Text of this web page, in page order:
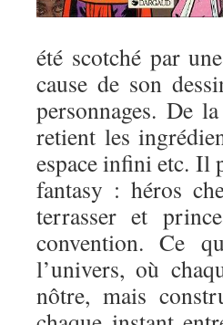
été scotché par
cause de son
personnages. De
retient les
espace infini etc. Il
fantasy : héros
terrasser et
convention. Ce
l’univers, où
nôtre, mais